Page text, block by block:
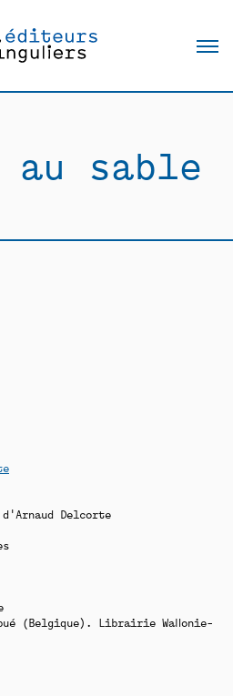
au sable
Delcorte
(Belgique). Librairie Wallonie-